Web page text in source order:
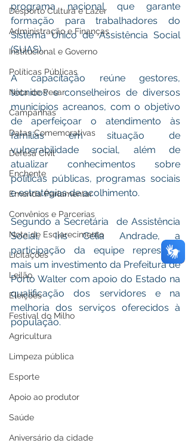
Desporto Cultura e Lazer
Administração e Finanças
Institucional e Governo
Políticas Públicas
Nota de Pesar
Campanhas
Datas Comemorativas
Defesa Civil
Enchente
Emenda Parlamentar
Convênios e Parcerias
Nota de Esclarecimento
Licitações
Leilão
Eleições
Festival do Milho
Agricultura
Limpeza pública
Esporte
Apoio ao produtor
Saúde
Aniversário da cidade
programa nacional que garante
formação para trabalhadores do
Sistema Único de Assistência Social
(SUAS).
A capacitação reúne gestores,
técnicos e conselheiros de diversos
municípios acreanos, com o objetivo
de aperfeiçoar o atendimento às
famílias em situação de
vulnerabilidade social, além de
atualizar conhecimentos sobre
políticas públicas, programas sociais
e estratégias de acolhimento.
Segundo a Secretária  de Assistência
Social, Iris Célia Andrade, a
participação da equipe representa
mais um investimento da Prefeitura de
Porto Walter com apoio do Estado na
qualificação dos servidores e na
melhoria dos serviços oferecidos à
população.